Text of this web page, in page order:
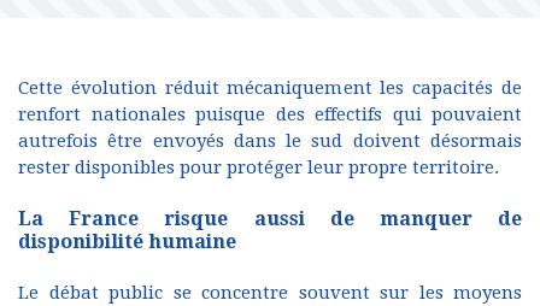
Cette évolution réduit mécaniquement les capacités de
renfort nationales puisque des effectifs qui pouvaient
autrefois être envoyés dans le sud doivent désormais
rester disponibles pour protéger leur propre territoire.
La France risque aussi de manquer de
disponibilité humaine
Le débat public se concentre souvent sur les moyens